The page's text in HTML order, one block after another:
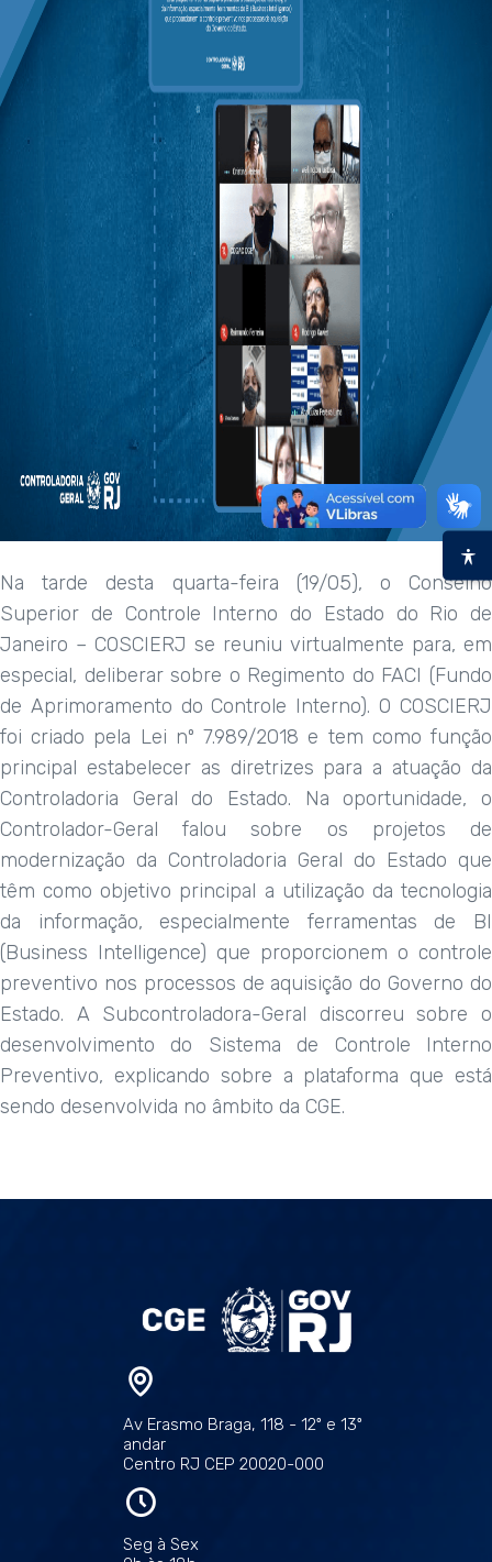
Na tarde desta quarta-feira (19/05), o Conselho
Superior de Controle Interno do Estado do Rio de
Janeiro – COSCIERJ se reuniu virtualmente para, em
especial, deliberar sobre o Regimento do FACI (Fundo
de Aprimoramento do Controle Interno). O COSCIERJ
foi criado pela Lei nº 7.989/2018 e tem como função
principal estabelecer as diretrizes para a atuação da
Controladoria Geral do Estado. Na oportunidade, o
Controlador-Geral falou sobre os projetos de
modernização da Controladoria Geral do Estado que
têm como objetivo principal a utilização da tecnologia
da informação, especialmente ferramentas de BI
(Business Intelligence) que proporcionem o controle
preventivo nos processos de aquisição do Governo do
Estado. A Subcontroladora-Geral discorreu sobre o
desenvolvimento do Sistema de Controle Interno
Preventivo, explicando sobre a plataforma que está
sendo desenvolvida no âmbito da CGE.
Av Erasmo Braga, 118 - 12º e 13º
andar
Centro RJ CEP 20020-000
Seg à Sex